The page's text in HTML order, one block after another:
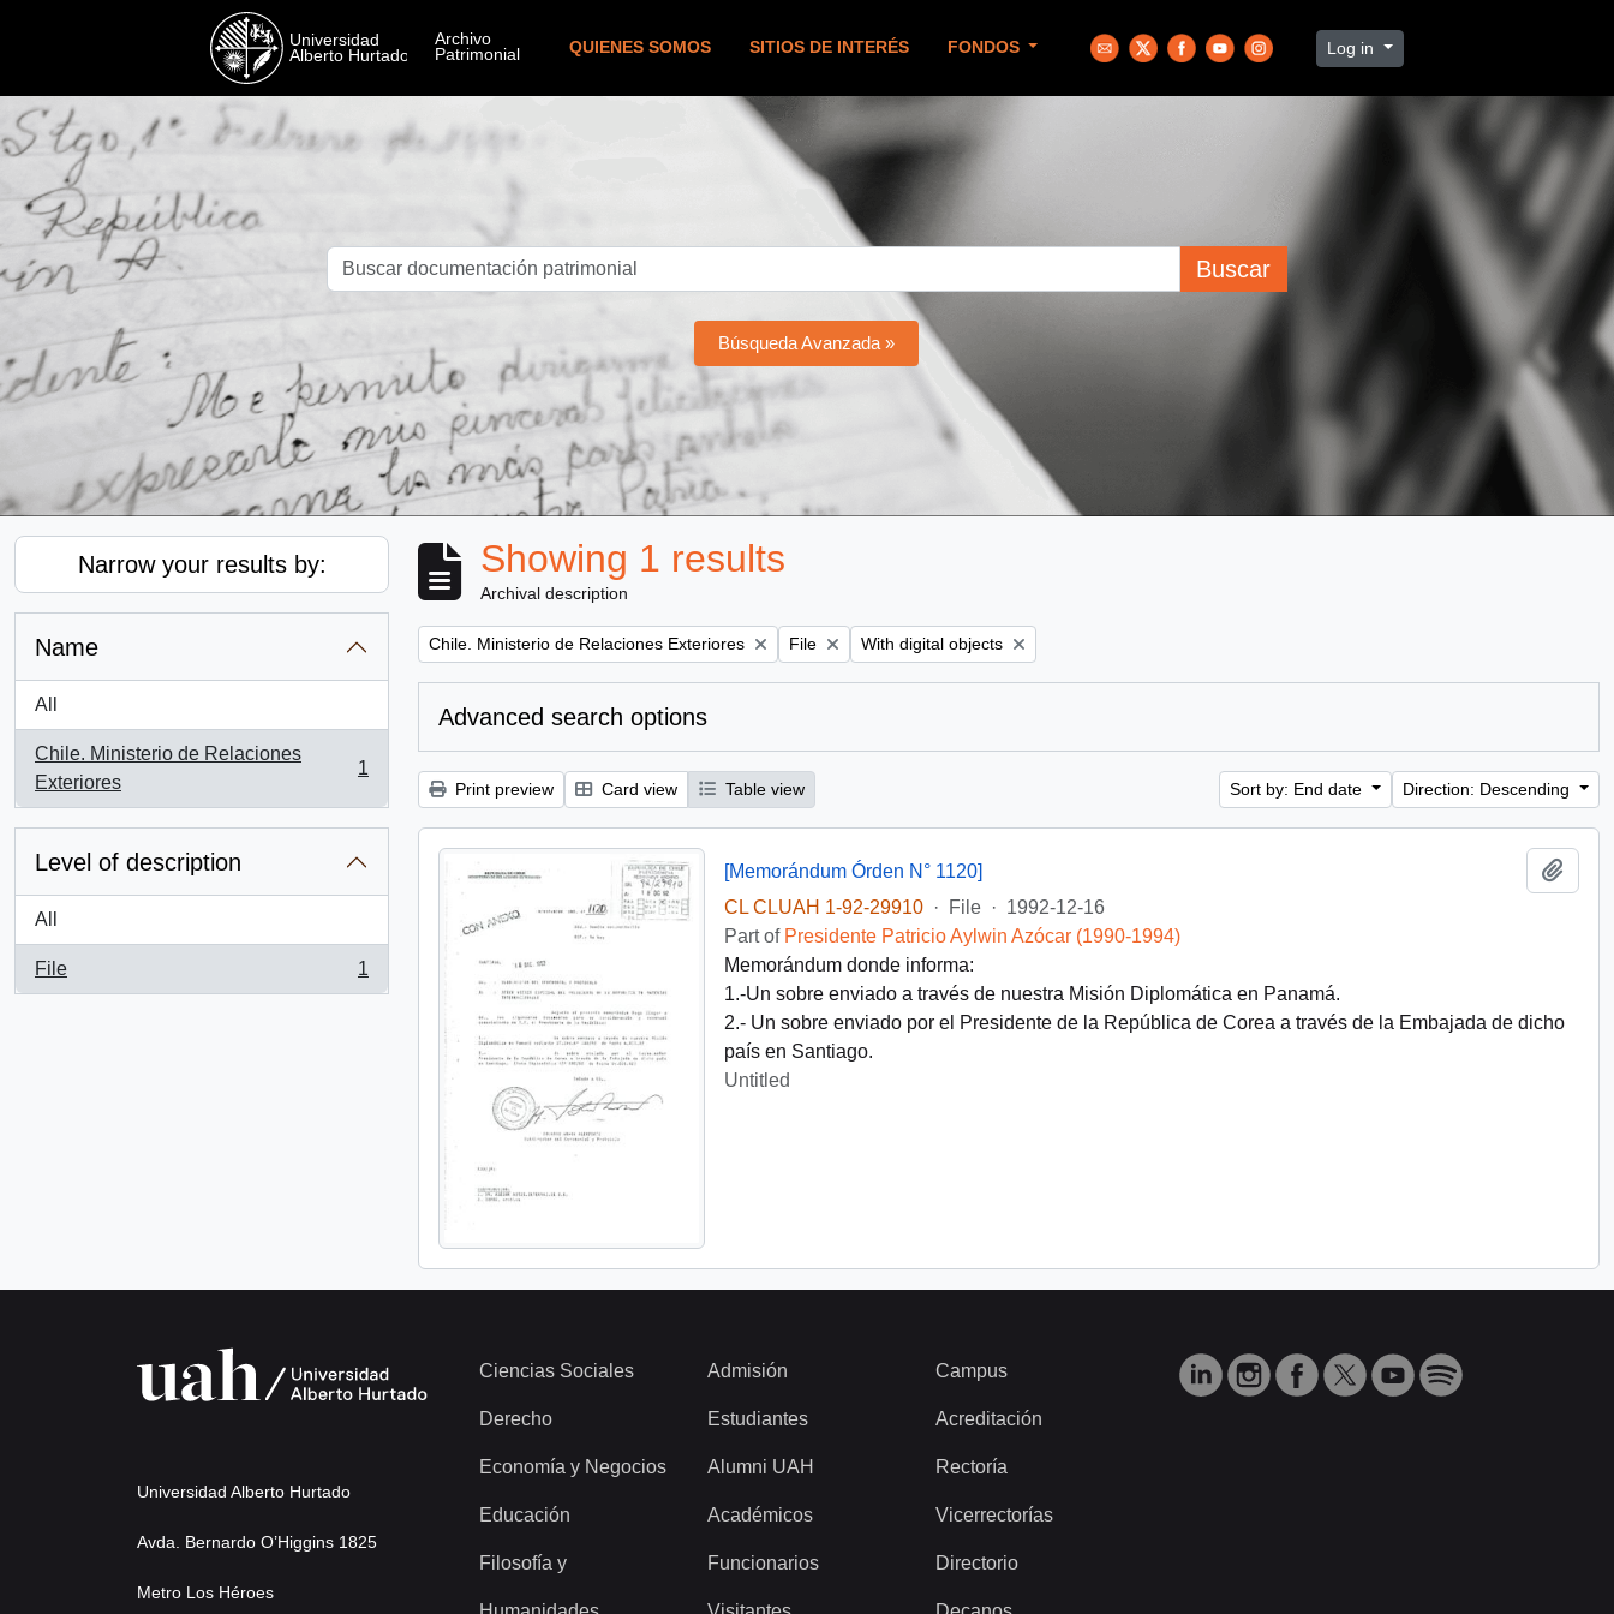
QUIENES SOMOS SITIOS DE INTERÉS FONDOS Log in
Buscar
Búsqueda Avanzada »
Narrow your results by:
Name
All
Chile. Ministerio de Relaciones
Exteriores
, 1 results
1
Level of description
All
File
, 1 results
1
Showing 1 results
Archival description
Remove filter:
Chile. Ministerio de Relaciones Exteriores Remove filter:
File Remove filter:
With digital objects
Advanced search options
Print preview Card view Table view Sort by: End date Direction: Descending
[Memorándum Órden N° 1120]
CL CLUAH 1-92-29910
· File · 1992-12-16
Part of Presidente Patricio Aylwin Azócar (1990-1994)
Memorándum donde informa:
1.-Un sobre enviado a través de nuestra Misión Diplomática en Panamá.
2.- Un sobre enviado por el Presidente de la República de Corea a través de la Embajada de dicho
país en Santiago.
Untitled
Universidad Alberto Hurtado
Avda. Bernardo O’Higgins 1825
Metro Los Héroes
Ciencias Sociales
Derecho
Economía y Negocios
Educación
Filosofía y
Admisión
Estudiantes
Alumni UAH
Académicos
Funcionarios
Campus
Acreditación
Rectoría
Vicerrectorías
Directorio